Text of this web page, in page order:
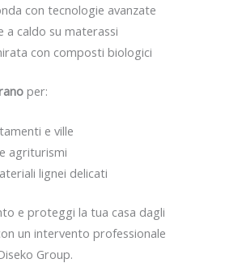
con tecnologie avanzate
a caldo su materassi
con composti biologici
per:
e ville
agriturismi
lignei delicati
e proteggi la tua casa dagli
un intervento professionale
Group.